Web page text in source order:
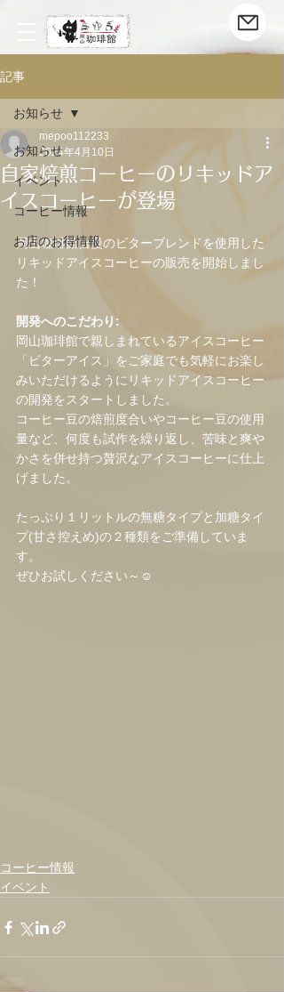
記事
お知らせ
イベント
コーヒー情報
お店のお得情報
お知らせ
自家焙煎コーヒーのリキッドア
イスコーヒーが登場
mepoo112233
2024年4月10日
岡山珈琲館自慢のビターブレンドを使用した
リキッドアイスコーヒーの販売を開始しまし
た！
開発へのこだわり:
岡山珈琲館で親しまれているアイスコーヒー
「ビターアイス」をご家庭でも気軽にお楽し
みいただけるようにリキッドアイスコーヒー
の開発をスタートしました。
コーヒー豆の焙煎度合いやコーヒー豆の使用
量など、何度も試作を繰り返し、苦味と爽や
かさを併せ持つ贅沢なアイスコーヒーに仕上
げました。
たっぷり１リットルの無糖タイプと加糖タイ
プ(甘さ控えめ)の２種類をご準備していま
す。
ぜひお試しください～☺️
コーヒー情報
イベント